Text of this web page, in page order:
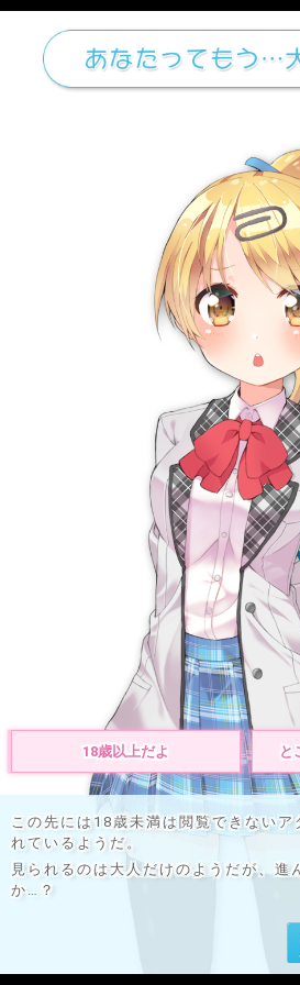
18歳以上だよ と
この先には18歳未満は閲覧できないア
れているようだ。
見られるのは大人だけのようだが、進
か…？
メニュー
すべてのカテゴリー からクール攻め の
PC版に切り替え
利用規約 個人情報の取扱い
カスタマーハラスメントに対する
関連サービス
クリエイター支援サイト
即売会取り置きサイト
トリオキニ
© chobit / EISYS